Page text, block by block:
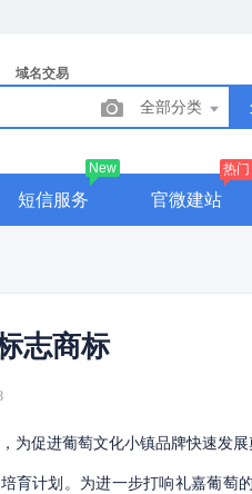
域名交易
全部分类
短信服务
New
官微建站
热门
志商标
为促进葡萄文化小镇品牌快速发展
育计划。为进一步打响礼嘉葡萄